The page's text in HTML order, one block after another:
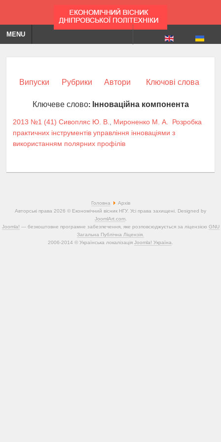
MENU
Випуски Рубрики Автори Ключові слова
Ключеве слово: Інноваційна компонента
2013 №1 (41) Сивопляс Ю. В. Мироненко М. А.
Розробка
практичних інструментів управління інноваціями з
використанням полярних профілів
Головна
Архів
Авторські права 2026 © Економічний вісник НГУ. Усі права захищені. Designed by
JoomlArt.com.
Joomla! — безкоштовне програмне забезпечення, яке розповсюджується за ліцензією GNU
Загальна Публічна Ліцензія.
2006-2014 © Українська локалізація Joomla! Україна